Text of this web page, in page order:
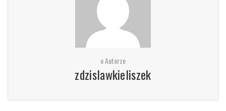
o Autorze
zdzislawkieliszek